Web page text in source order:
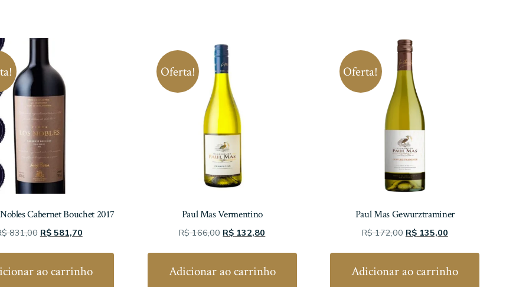
Cabernet Bouchet 2017
831,00 O
era:
R$581,70O
é:
ao carrinho
Oferta!
Paul Mas Vermentino
R$166,00 O
era:
R$ 132,80
é:
Adicionar ao carrinho
Oferta!
Paul Mas Gewurztraminer
R$172,00 O
era:
R$135,00O
é:
Adicionar ao carrinho